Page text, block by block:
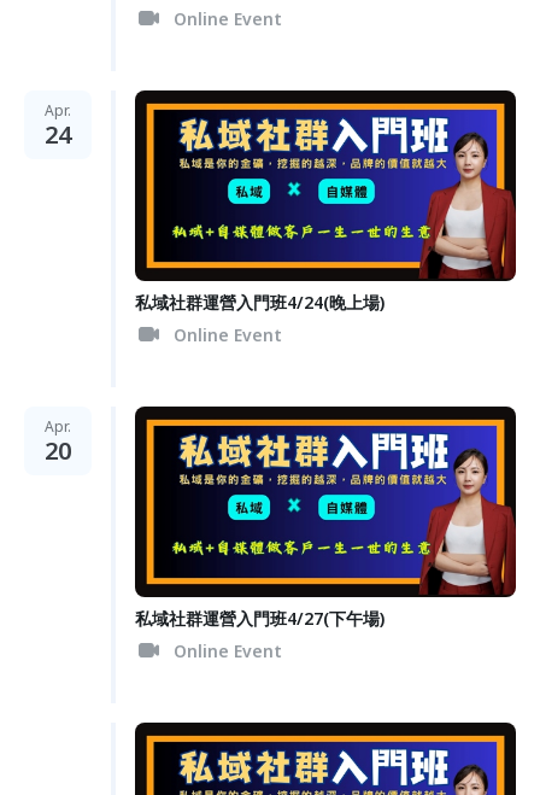
Online Event
Apr.
24
私域社群運營入門班4/24(晚上場)
Online Event
Apr.
20
私域社群運營入門班4/27(下午場)
Online Event